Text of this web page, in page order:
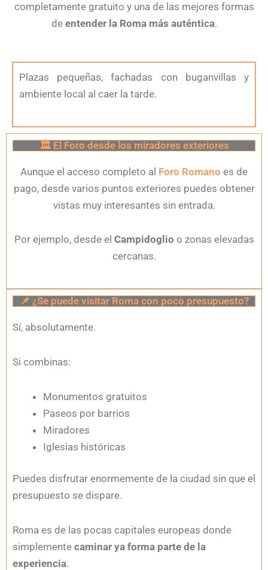
completamente gratuito y una de las mejores formas
de entender la Roma más auténtica.
Plazas pequeñas, fachadas con buganvillas y
ambiente local al caer la tarde.
🏛 El Foro desde los miradores exteriores
Aunque el acceso completo al Foro Romano es de
pago, desde varios puntos exteriores puedes obtener
vistas muy interesantes sin entrada.
Por ejemplo, desde el Campidoglio o zonas elevadas
cercanas.
📌 ¿Se puede visitar Roma con poco presupuesto?
Sí, absolutamente.
Si combinas:
Monumentos gratuitos
Paseos por barrios
Miradores
Iglesias históricas
Puedes disfrutar enormemente de la ciudad sin que el
presupuesto se dispare.
Roma es de las pocas capitales europeas donde
simplemente caminar ya forma parte de la
experiencia.